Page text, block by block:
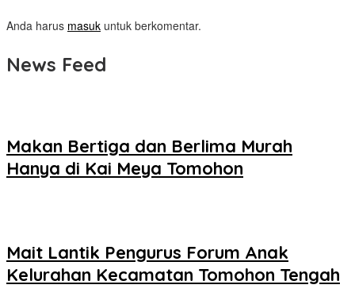
Anda harus masuk untuk berkomentar.
News Feed
Makan Bertiga dan Berlima Murah
Hanya di Kai Meya Tomohon
Mait Lantik Pengurus Forum Anak
Kelurahan Kecamatan Tomohon Tengah